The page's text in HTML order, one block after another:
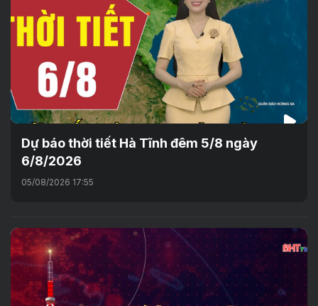
Dự báo thời tiết Hà Tĩnh đêm 5/8 ngày
6/8/2026
05/08/2026 17:55